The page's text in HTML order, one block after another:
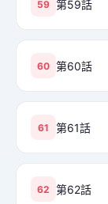
59 第59話
60 第60話
61 第61話
62 第62話